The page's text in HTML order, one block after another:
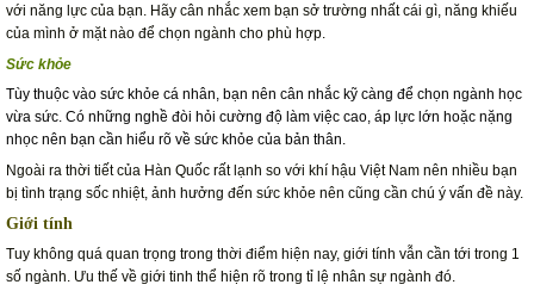
với năng lực của bạn. Hãy cân nhắc xem bạn sở trường nhất cái gì, năng khiếu
của mình ở mặt nào để chọn ngành cho phù hợp.
Sức khỏe
Tùy thuộc vào sức khỏe cá nhân, bạn nên cân nhắc kỹ càng để chọn ngành học
vừa sức. Có những nghề đòi hỏi cường độ làm việc cao, áp lực lớn hoặc nặng
nhọc nên bạn cần hiểu rõ về sức khỏe của bản thân.
Ngoài ra thời tiết của Hàn Quốc rất lạnh so với khí hậu Việt Nam nên nhiều bạn
bị tình trạng sốc nhiệt, ảnh hưởng đến sức khỏe nên cũng cần chú ý vấn đề này.
Giới tính
Tuy không quá quan trọng trong thời điểm hiện nay, giới tính vẫn cần tới trong 1
số ngành. Ưu thế về giới tinh thể hiện rõ trong tỉ lệ nhân sự ngành đó.